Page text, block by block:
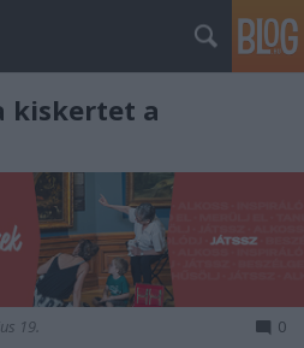
kiskertet a
19. 0